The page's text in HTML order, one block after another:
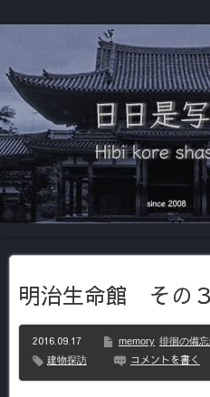
明治生命館 その３
2016.09.17 memory 徘徊の備
建物探訪
コメントを書く